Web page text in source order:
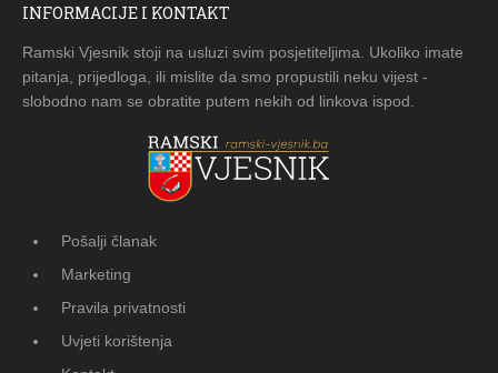
INFORMACIJE I KONTAKT
Ramski Vjesnik stoji na usluzi svim posjetiteljima. Ukoliko imate
pitanja, prijedloga, ili mislite da smo propustili neku vijest -
slobodno nam se obratite putem nekih od linkova ispod.
Pošalji članak
Marketing
Pravila privatnosti
Uvjeti korištenja